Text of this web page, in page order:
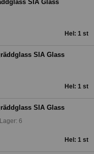
SIA Glass
Hel: 1 st
SIA Glass
Hel: 1 st
SIA Glass
6
Hel: 1 st